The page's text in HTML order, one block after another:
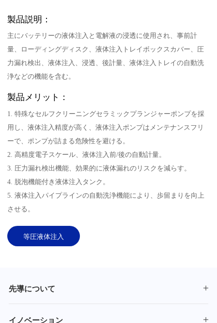
製品説明：
主にバッテリーの液体注入と電解液の浸透に使用され、事前計
量、ローディングディスク、液体注入トレイボックスカバー、圧
力漏れ検出、液体注入、浸透、後計量、液体注入トレイの自動洗
浄などの機能を含む。
製品メリット：
1. 特殊なセルフクリーニングセラミックプランジャーポンプを採
用し、液体注入精度が高く、液体注入ポンプはメンテナンスフリ
ーで、ポンプが詰まる危険性を避ける。
2. 高精度電子スケール、液体注入前/後の自動計量。
3. 圧力漏れ検出機能、効果的に液体漏れのリスクを減らす。
4. 脱泡機能付き液体注入タンク。
5. 液体注入パイプラインの自動洗浄機能により、歩留まりを向上
させる。
等圧液体注入
先導について
イノベーション